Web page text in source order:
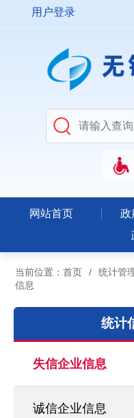
用户登录
网站首页 政
当前位置： 首页 / 统计管
信息
统计
失信企业信息
诚信企业信息